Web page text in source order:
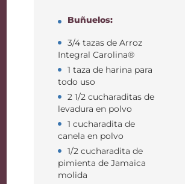
Buñuelos:
3/4 tazas de Arroz
Integral Carolina®
1 taza de harina para
todo uso
2 1/2 cucharaditas de
levadura en polvo
1 cucharadita de
canela en polvo
1/2 cucharadita de
pimienta de Jamaica
molida